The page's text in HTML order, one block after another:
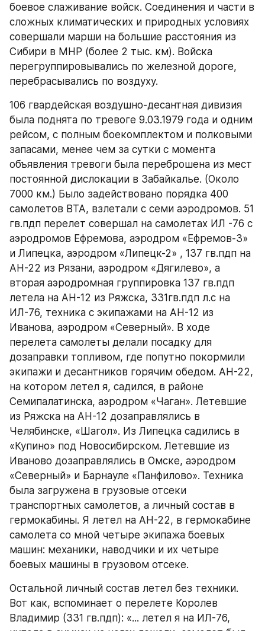
боевое слаживание войск. Соединения и части в
сложных климатических и природных условиях
совершали марши на большие расстояния из
Сибири в МНР (более 2 тыс. км). Войска
перегруппировывались по железной дороге,
перебрасывались по воздуху.
106 гвардейская воздушно-десантная дивизия
была поднята по тревоге 9.03.1979 года и одним
рейсом, с полным боекомплектом и полковыми
запасами, менее чем за сутки с момента
объявления тревоги была переброшена из мест
постоянной дислокации в Забайкалье. (Около
7000 км.) Было задействовано порядка 400
самолетов ВТА, взлетали с семи аэродромов. 51
гв.пдп перелет совершал на самолетах ИЛ -76 с
аэродромов Ефремова, аэродром «Ефремов-3»
и Липецка, аэродром «Липецк-2» , 137 гв.пдп на
АН-22 из Рязани, аэродром «Дягилево», а
вторая аэродромная группировка 137 гв.пдп
летела на АН-12 из Ряжска, 331гв.пдп л.с на
ИЛ-76, техника с экипажами на АН-12 из
Иванова, аэродром «Северный». В ходе
перелета самолеты делали посадку для
дозаправки топливом, где попутно покормили
экипажи и десантников горячим обедом. АН-22,
на котором летел я, садился, в районе
Семипалатинска, аэродром «Чаган». Летевшие
из Ряжска на АН-12 дозаправлялись в
Челябинске, «Шагол». Из Липецка садились в
«Купино» под Новосибирском. Летевшие из
Иваново дозаправлялись в Омске, аэродром
«Северный» и Барнауле «Панфилово». Техника
была загружена в грузовые отсеки
транспортных самолетов, а личный состав в
гермокабины. Я летел на АН-22, в гермокабине
самолета со мной четыре экипажа боевых
машин: механики, наводчики и их четыре
боевых машины в грузовом отсеке.
Остальной личный состав летел без техники.
Вот как, вспоминает о перелете Королев
Владимир (331 гв.пдп): «... летел я на ИЛ-76,